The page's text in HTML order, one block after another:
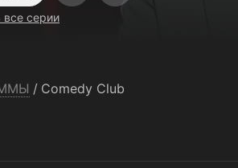
все серии
/ Comedy Club